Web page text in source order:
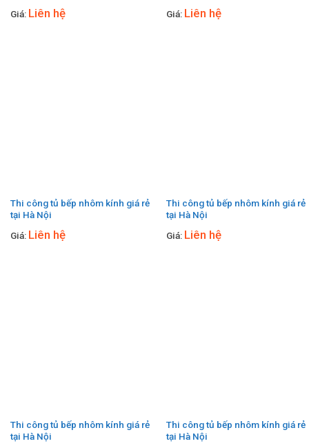
Giá: Liên hệ
Giá: Liên hệ
Thi công tủ bếp nhôm kính giá rẻ
tại Hà Nội
Giá: Liên hệ
Thi công tủ bếp nhôm kính giá rẻ
tại Hà Nội
Giá: Liên hệ
Thi công tủ bếp nhôm kính giá rẻ
tại Hà Nội
Thi công tủ bếp nhôm kính giá rẻ
tại Hà Nội